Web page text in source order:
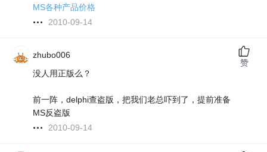
MS各种产品价格
2010-09-14
zhubo006
没人用正版么？
前一阵，delphi查盗版，把我们老总吓到了，提前准备
MS反盗版
2010-09-14
赞